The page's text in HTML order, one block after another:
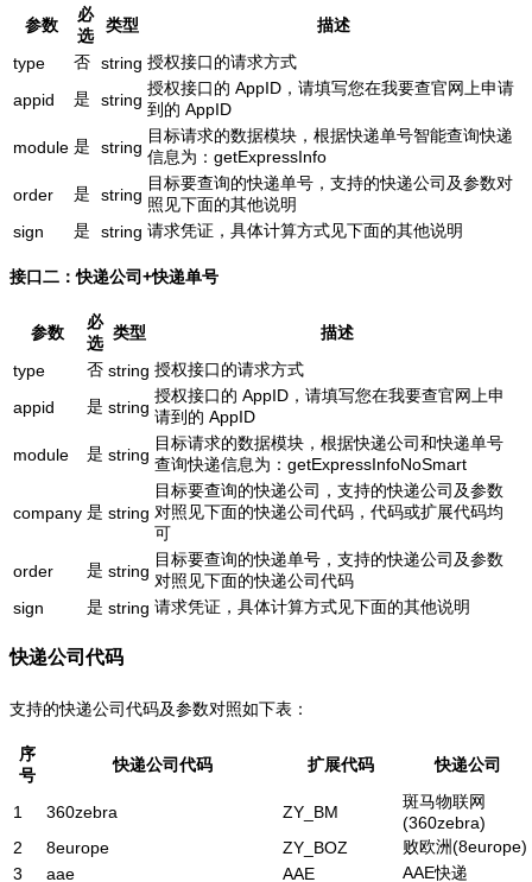
参数
必
选
类型
描述
type
否 string 授权接口的请求方式
appid
是 string
授权接口的 AppID，请填写您在我要查官网上申请
到的 AppID
module 是 string
目标请求的数据模块，根据快递单号智能查询快递
信息为：getExpressInfo
order
是 string
目标要查询的快递单号，支持的快递公司及参数对
照见下面的其他说明
sign
是 string 请求凭证，具体计算方式见下面的其他说明
接口二：快递公司+快递单号
参数
必
选
类型
描述
type
否 string 授权接口的请求方式
appid
是 string
授权接口的 AppID，请填写您在我要查官网上申
请到的 AppID
module
是 string
目标请求的数据模块，根据快递公司和快递单号
查询快递信息为：getExpressInfoNoSmart
company 是 string
目标要查询的快递公司，支持的快递公司及参数
对照见下面的快递公司代码，代码或扩展代码均
可
order
是 string
目标要查询的快递单号，支持的快递公司及参数
对照见下面的快递公司代码
sign
是 string 请求凭证，具体计算方式见下面的其他说明
快递公司代码
支持的快递公司代码及参数对照如下表：
序
号
快递公司代码 扩展代码 快递公司
1 360zebra ZY_BM
斑马物联网
(360zebra)
2
8europe ZY_BOZ
败欧洲(8europe)
3
aae AAE
AAE快递